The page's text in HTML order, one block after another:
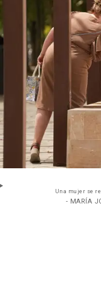
Una mujer se
- MARÍA